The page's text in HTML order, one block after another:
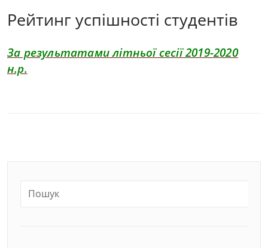
Рейтинг успішності студентів
За результатами літньої сесії 2019-2020
н.р.